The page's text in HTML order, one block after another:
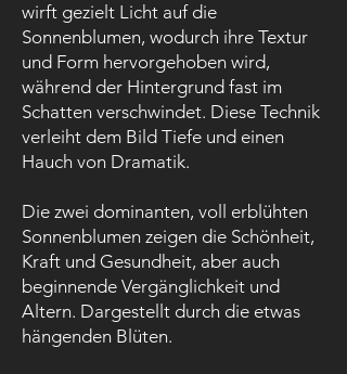
wirft gezielt Licht auf die
Sonnenblumen, wodurch ihre Textur
und Form hervorgehoben wird,
während der Hintergrund fast im
Schatten verschwindet. Diese Technik
verleiht dem Bild Tiefe und einen
Hauch von Dramatik.
Die zwei dominanten, voll erblühten
Sonnenblumen zeigen die Schönheit,
Kraft und Gesundheit, aber auch
beginnende Vergänglichkeit und
Altern. Dargestellt durch die etwas
hängenden Blüten. ​